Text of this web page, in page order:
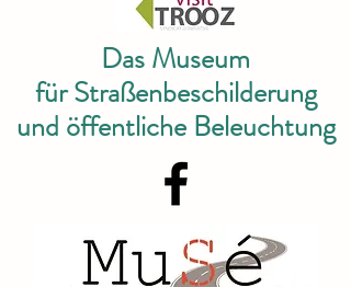
Das Museum
für Straßenbeschilderung
und öffentliche Beleuchtung